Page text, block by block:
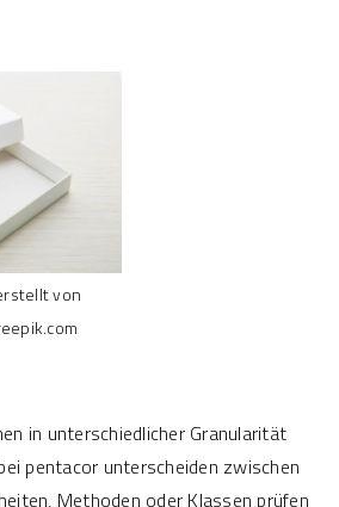
von
in unterschiedlicher Granularität
pentacor unterscheiden zwischen
Methoden oder Klassen prüfen